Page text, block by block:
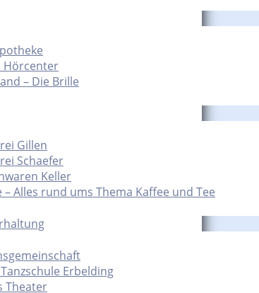
Hörcenter
– Die Brille
Gillen
Schaefer
Keller
– Alles rund ums Thema Kaffee und Tee
Erbelding
Theater